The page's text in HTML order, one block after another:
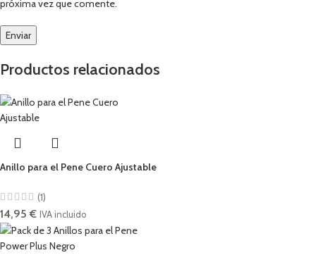
próxima vez que comente.
Productos relacionados
Anillo para el Pene Cuero Ajustable
(1)
14,95€ IVA incluido